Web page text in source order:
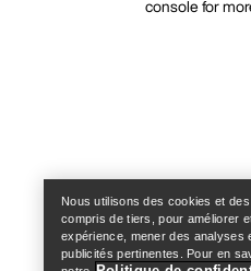
console for
Nous utilisons des cookies et
compris de tiers, pour améliorer
expérience, mener des analyses
publicités pertinentes. Pour en